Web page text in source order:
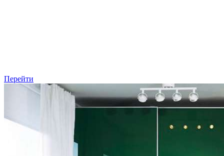
Перейти